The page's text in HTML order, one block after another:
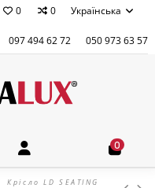
0 0 Українська
097 494 62 72 050 973 63 57
0
Крісло LD SEATING